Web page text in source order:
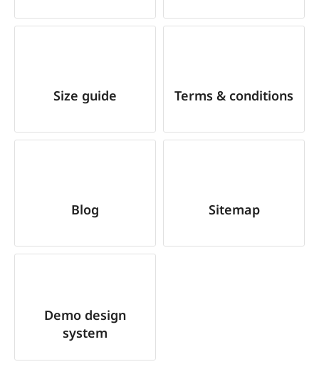
Size guide Terms & conditions
Blog Sitemap
Demo design
system